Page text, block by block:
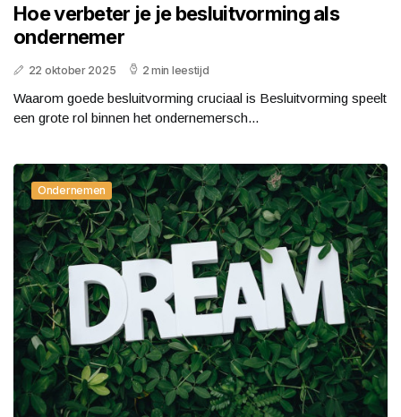
Hoe verbeter je je besluitvorming als
ondernemer
22 oktober 2025 2 min leestijd
Waarom goede besluitvorming cruciaal is Besluitvorming speelt
een grote rol binnen het ondernemersch...
Ondernemen